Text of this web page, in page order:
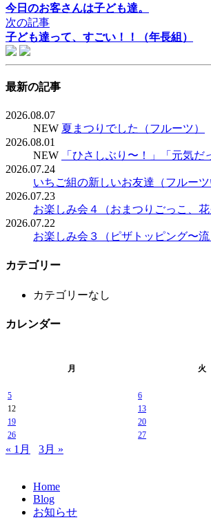
今日のお客さんは子ども達。
次の記事
子ども達って、すごい！！（年長組）
最新の記事
2026.08.07
NEW 夏まつりでした（フルーツ）
2026.08.01
NEW
「ひさしぶり〜！」「元気
2026.07.24
いちご組の新しいお友達（フルーツ
2026.07.23
お楽しみ会４（おまつりごっこ、花
2026.07.22
お楽しみ会３（ピザトッピング〜流
カテゴリー
カテゴリーなし
カレンダー
月 火
5
6
12
13
19
20
26
27
« 1月 3月 »
Home
Blog
お知らせ